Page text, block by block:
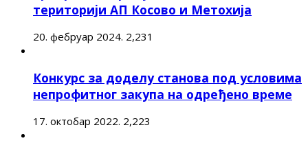
територији АП Косово и Метохија
20. фебруар 2024. 2,231
Конкурс за доделу станова под условима
непрофитног закупа на одређено време
17. октобар 2022. 2,223